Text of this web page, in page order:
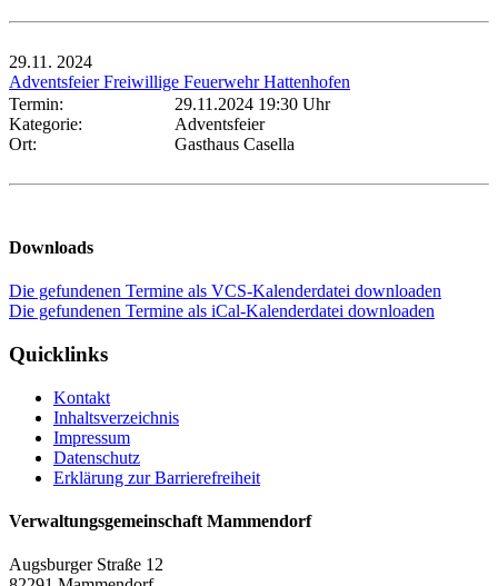
29.11. 2024
Adventsfeier Freiwillige Feuerwehr Hattenhofen
Termin:
29.11.2024 19:30 Uhr
Kategorie:
Adventsfeier
Ort:
Gasthaus Casella
Downloads
Die gefundenen Termine als VCS-Kalenderdatei downloaden
Die gefundenen Termine als iCal-Kalenderdatei downloaden
Quicklinks
Kontakt
Inhaltsverzeichnis
Impressum
Datenschutz
Erklärung zur Barrierefreiheit
Verwaltungsgemeinschaft Mammendorf
Augsburger Straße 12